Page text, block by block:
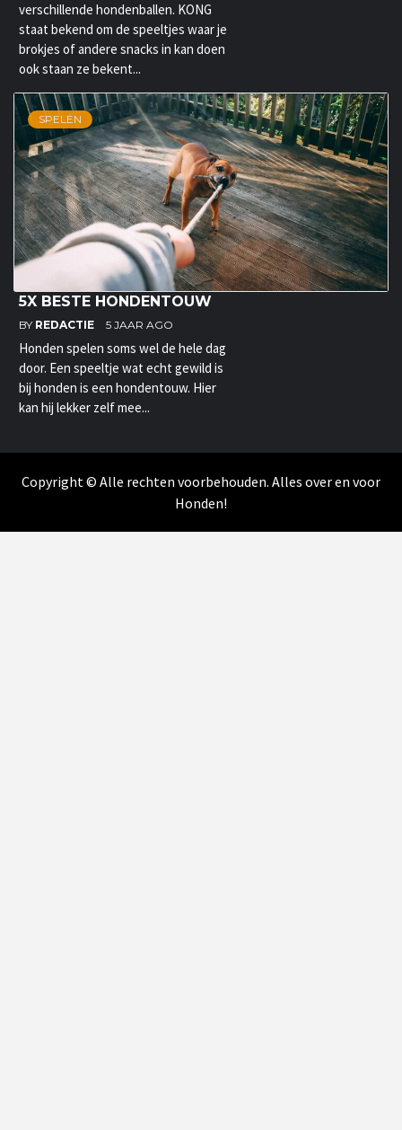
verschillende hondenballen. KONG
staat bekend om de speeltjes waar je
brokjes of andere snacks in kan doen
ook staan ze bekent...
SPELEN
5X BESTE HONDENTOUW
BY REDACTIE 5 JAAR AGO
Honden spelen soms wel de hele dag
door. Een speeltje wat echt gewild is
bij honden is een hondentouw. Hier
kan hij lekker zelf mee...
Copyright © Alle rechten voorbehouden. Alles over en voor
Honden!